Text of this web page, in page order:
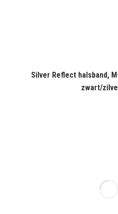
Silver Reflect halsband,
zwart/